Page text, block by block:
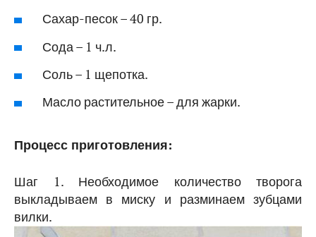
Сахар-песок – 40 гр.
Сода – 1 ч.л.
Соль – 1 щепотка.
Масло растительное – для жарки.
Процесс приготовления:
Шаг 1. Необходимое количество творога
выкладываем в миску и разминаем зубцами
вилки.